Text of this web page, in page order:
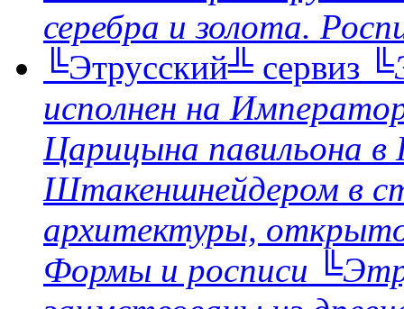
серебра и золота.
╚Этрусский╩ сервиз
исполнен на
Царицына павильона
Штакеншнейдером в
архитектуры,
Формы и росписи